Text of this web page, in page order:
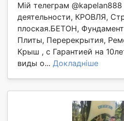
Мій телеграм
деятельности, КРОВЛЯ,
плоская.БЕТОН,
Плиты, Перерекрытия,
Крыш , с Гарантией на
виды о... Докладніше